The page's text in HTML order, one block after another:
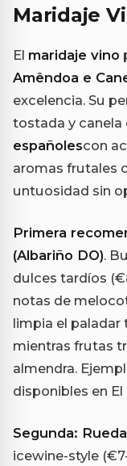
Maridaje
El maridaje vino
Amêndoa e
excelencia. Su
tostada y canela
españolescon
aromas frutales
untuosidad sin
Primera
(Albariño DO).
dulces tardíos
notas de
limpia el paladar
mientras frutas
almendra.
disponibles en
Segunda:
icewine-style